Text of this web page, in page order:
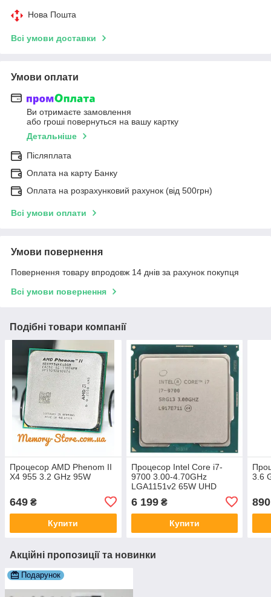
Нова Пошта
Всі умови доставки
Умови оплати
Ви отримаєте замовлення
або гроші повернуться на вашу картку
Детальніше
Післяплата
Оплата на карту Банку
Оплата на розрахунковий рахунок (від 500грн)
Всі умови оплати
Умови повернення
Повернення товару впродовж 14 днів за рахунок покупця
Всі умови повернення
Подібні товари компанії
Процесор AMD Phenom II
X4 955 3.2 GHz 95W
649 ₴
Купити
Процесор Intel Core i7-
9700 3.00-4.70GHz
LGA1151v2 65W UHD
6 199₴
Купити
3.6
890
Акційні пропозиції та новинки
Подарунок